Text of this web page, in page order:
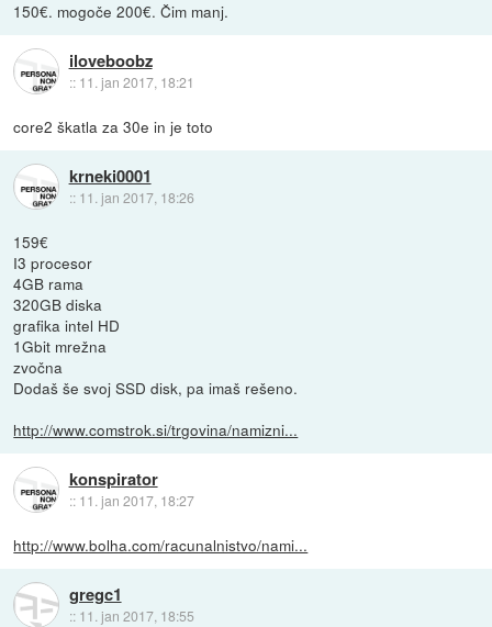
150€. mogoče 200€. Čim manj.
iloveboobz
:: 11. jan 2017, 18:21
core2 škatla za 30e in je toto
krneki0001
:: 11. jan 2017, 18:26
159€
I3 procesor
4GB rama
320GB diska
grafika intel HD
1Gbit mrežna
zvočna
Dodaš še svoj SSD disk, pa imaš rešeno.
http://www.comstrok.si/trgovina/namizni...
konspirator
:: 11. jan 2017, 18:27
http://www.bolha.com/racunalnistvo/nami...
gregc1
:: 11. jan 2017, 18:55